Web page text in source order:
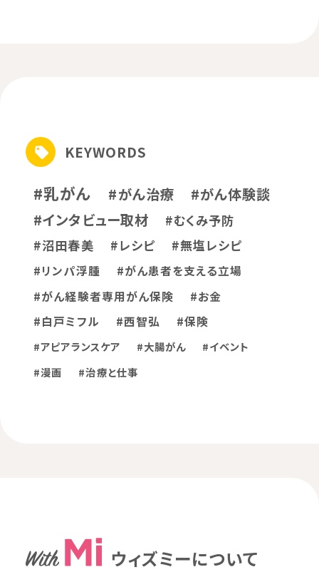
KEYWORDS
#乳がん #がん治療
#がん体験談
#インタビュー取材
#むくみ予防
#沼田春美
#レシピ #無塩レシピ
#リンパ浮腫
#がん患者を支える立場
#がん経験者専用がん保険
#お金
#白戸ミフル
#西智弘 #保険
#アピアランスケア #大腸がん
#イベント
#漫画
#治療と仕事
ウィズミーについて